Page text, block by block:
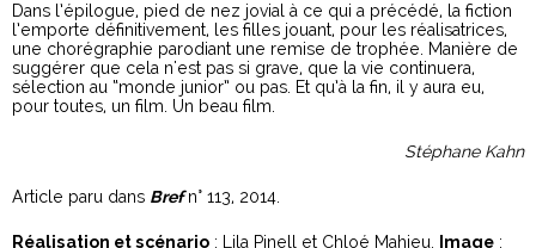
Dans l’épilogue, pied de nez jovial à ce qui a précédé, la fiction
l’emporte définitivement, les filles jouant, pour les réalisatrices,
une chorégraphie parodiant une remise de trophée. Manière de
suggérer que cela n'est pas si grave, que la vie continuera,
sélection au “monde junior” ou pas. Et qu’à la fin, il y aura eu,
pour toutes, un film. Un beau film.
Stéphane Kahn
Article paru dans Brefn° 113, 2014.
Réalisation et scénario : Lila Pinell et Chloé Mahieu. Image :